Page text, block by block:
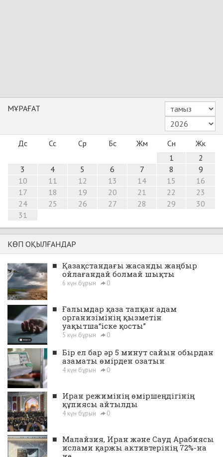
МҰРАҒАТ
Дс Сс Ср Бс Жм Сн
Жк
1
2
3
4 5 6 7 8
9
10
11 12 13 14 15
16
17
18 19 20 21 22
23
24
25 26 27 28 29
30
31
КӨП ОҚЫЛҒАНДАР
■ Қазақстандағы жасанды жаңбыр
ойлағандай болмай шықты
6 күн бұрын 0
■ Ғалымдар қаза тапқан адам
организімінің қызметін
уақытша“іске қосты”
5 күн бұрын 0
■ Бір ел бар әр 5 минут сайын обырдан
азаматы өмірден озатын
4 күн бұрын 0
■ Иран режимінің өміршеңдігінің
құпиясы айтылды
4 күн бұрын 0
■ Малайзия, Иран және Сауд Арабиясы
ислами қаржы активтерінің 72%-на